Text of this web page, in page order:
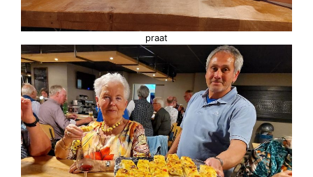
praat